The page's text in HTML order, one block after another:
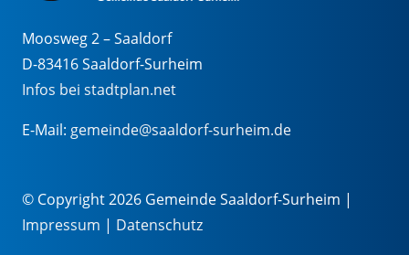
Moosweg 2 – Saaldorf
D-83416 Saaldorf-Surheim
Infos bei stadtplan.net
E-Mail: gemeinde@saaldorf-surheim.de
© Copyright 2026 Gemeinde Saaldorf-Surheim |
Impressum | Datenschutz